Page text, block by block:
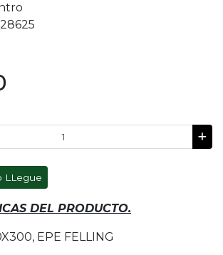
LLegue
DEL PRODUCTO.
EPE FELLING